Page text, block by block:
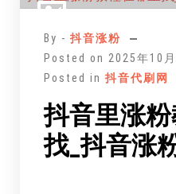
By - 抖音涨粉
Posted on 2025年10
Posted in 抖音代刷网
抖音里涨
找_抖音涨